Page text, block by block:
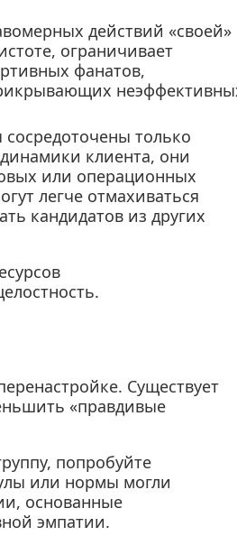
действий «своей»
ограничивает
фанатов,
только
клиента, они
или операционных
легче отмахиваться
кандидатов из других
Существует
«правдивые
попробуйте
или нормы могли
основанные
эмпатии.